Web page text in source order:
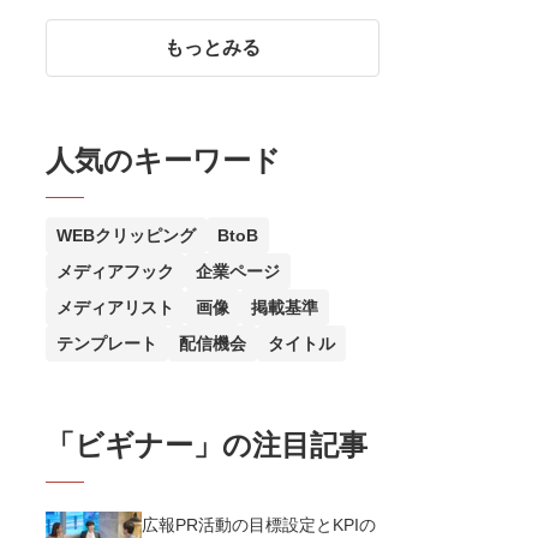
もっとみる
人気のキーワード
WEBクリッピング
BtoB
メディアフック
企業ページ
メディアリスト
画像
掲載基準
テンプレート
配信機会 タイトル
「ビギナー 」の注目記事
広報PR活動の目標設定とKPIの